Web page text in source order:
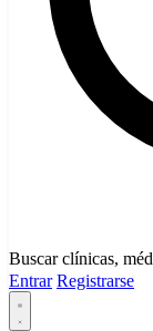
Buscar clínicas,
Entrar Registrarse